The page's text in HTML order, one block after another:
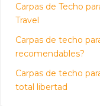
Carpas de Techo
Travel
Carpas de techo
recomendables?
Carpas de techo
total libertad